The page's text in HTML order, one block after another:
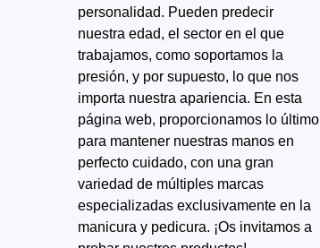
personalidad. Pueden predecir
nuestra edad, el sector en el que
trabajamos, como soportamos la
presión, y por supuesto, lo que nos
importa nuestra apariencia. En esta
página web, proporcionamos lo último
para mantener nuestras manos en
perfecto cuidado, con una gran
variedad de múltiples marcas
especializadas exclusivamente en la
manicura y pedicura. ¡Os invitamos a